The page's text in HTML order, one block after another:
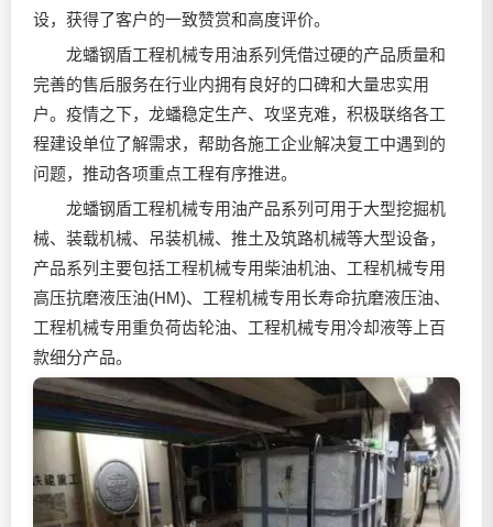
设，获得了客户的一致赞赏和高度评价。
龙蟠钢盾工程机械专用油系列凭借过硬的产品质量和
完善的售后服务在行业内拥有良好的口碑和大量忠实用
户。疫情之下，龙蟠稳定生产、攻坚克难，积极联络各工
程建设单位了解需求，帮助各施工企业解决复工中遇到的
问题，推动各项重点工程有序推进。
龙蟠钢盾工程机械专用油产品系列可用于大型挖掘机
械、装载机械、吊装机械、推土及筑路机械等大型设备，
产品系列主要包括工程机械专用柴油机油、工程机械专用
高压抗磨液压油(HM)、工程机械专用长寿命抗磨液压油、
工程机械专用重负荷齿轮油、工程机械专用冷却液等上百
款细分产品。